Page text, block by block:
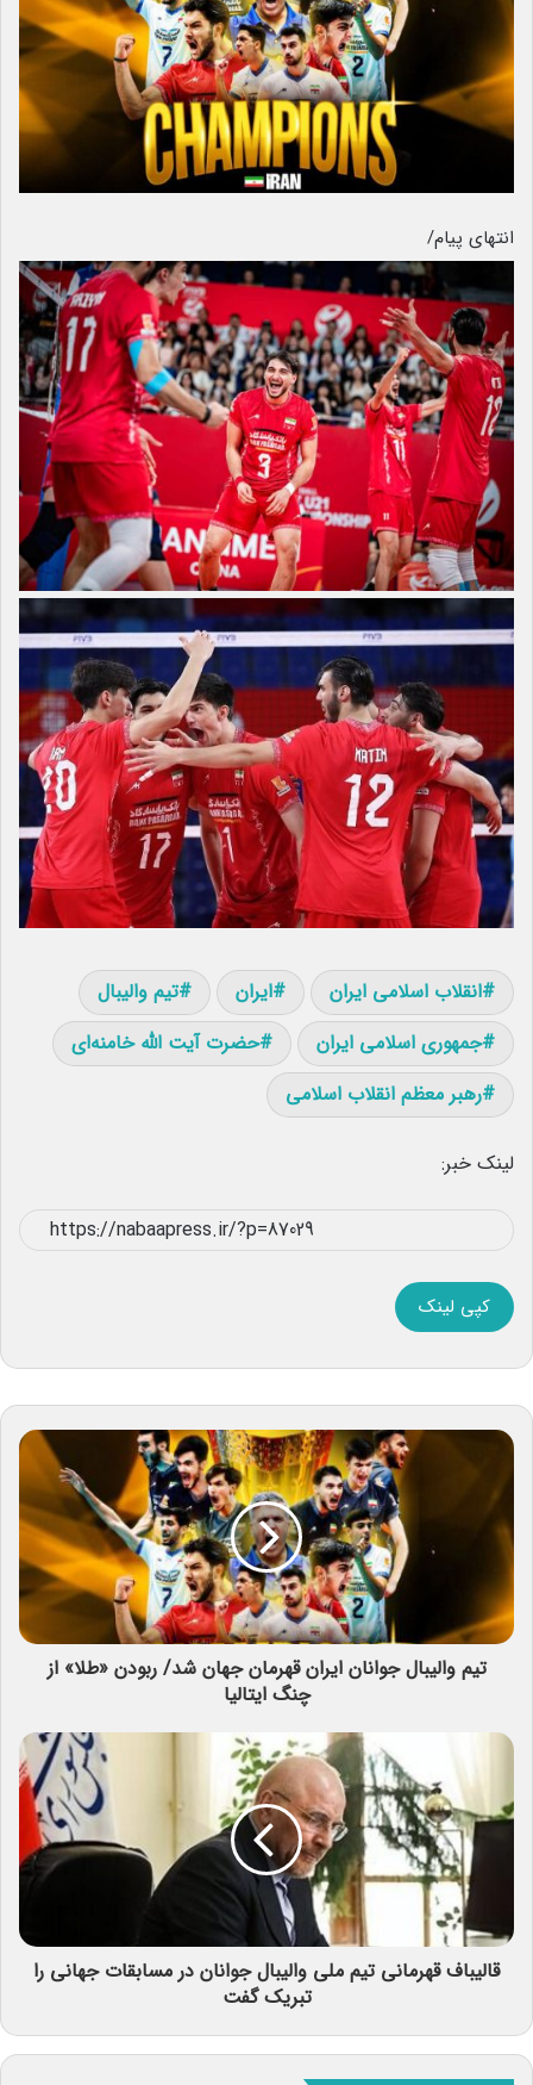
انتهای پیام/
انقلاب اسلامی ایران ایران
تیم والیبال
جمهوری اسلامی ایران
حضرت آیت الله خامنه‌ای
رهبر معظم انقلاب اسلامی
لینک خبر:
کپی لینک
تیم والیبال جوانان ایران قهرمان جهان شد/ ربودن «طلا» از
چنگ ایتالیا
قالیباف قهرمانی تیم ملی والیبال جوانان در مسابقات جهانی را
تبریک گفت